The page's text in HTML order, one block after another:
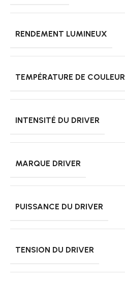
RENDEMENT LUMINEUX
TEMPÉRATURE DE COULEUR
INTENSITÉ DU DRIVER
MARQUE DRIVER
PUISSANCE DU DRIVER
TENSION DU DRIVER